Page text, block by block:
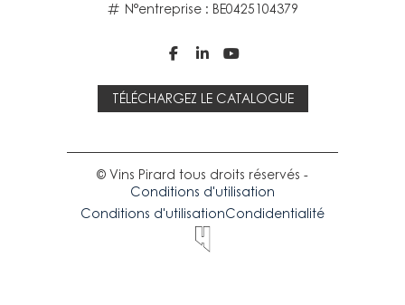
N°entreprise : BE0425104379
  
TÉLÉCHARGEZ LE CATALOGUE
© Vins Pirard tous droits réservés -
Conditions d'utilisation
Conditions d'utilisationCondidentialité